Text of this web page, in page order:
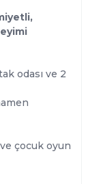
odası ve 2
çocuk oyun